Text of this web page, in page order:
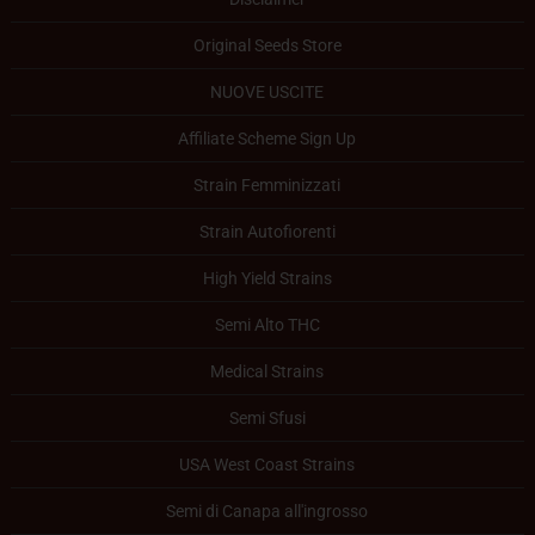
Original Seeds Store
NUOVE USCITE
Affiliate Scheme Sign Up
Strain Femminizzati
Strain Autofiorenti
High Yield Strains
Semi Alto THC
Medical Strains
Semi Sfusi
USA West Coast Strains
Semi di Canapa all'ingrosso